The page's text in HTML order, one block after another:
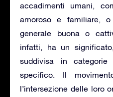
accadimenti umani,
amoroso e familiare,
generale buona o
infatti, ha un
suddivisa in
specifico. Il
l’intersezione delle loro